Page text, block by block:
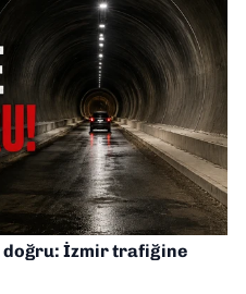
doğru: İzmir trafiğine